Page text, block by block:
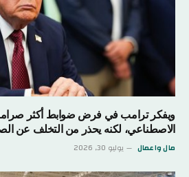
ويفكر ترامب في فرض ضوابط أكثر
الاصطناعي، لكنه يحذر من التخلف عن
مال واعمال يوليو 30, 2026